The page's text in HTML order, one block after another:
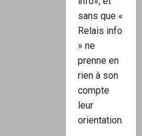
sans que «
Relais info
» ne
prenne en
rien à son
compte
leur
orientation.